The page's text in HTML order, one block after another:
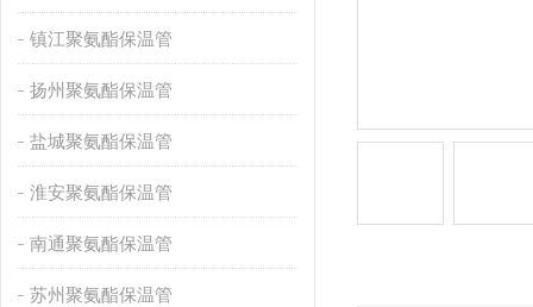
镇江聚氨酯保温管
扬州聚氨酯保温管
盐城聚氨酯保温管
淮安聚氨酯保温管
南通聚氨酯保温管
苏州聚氨酯保温管